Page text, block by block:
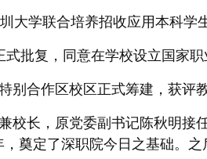
大学联合培养招收应用本科
批复，同意在学校设立国家职
别合作区校区正式筹建，获评
校长，原党委副书记陈秋明
奠定了深职院今日之基础。之